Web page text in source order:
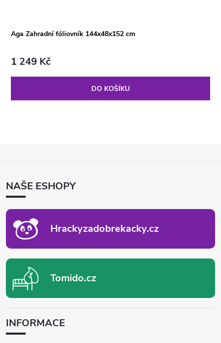
Aga Zahradní fóliovník 144x48x152 cm
1 249 Kč
DO KOŠÍKU
ANAŠE ESHOPY
Hrackyzadobrekacky.cz
Tomido.cz
INFORMACE